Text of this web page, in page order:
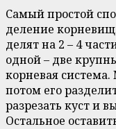
Самый простой
деление
делят на 2 – 4
одной – две
корневая
потом его
разрезать куст и
Остальное